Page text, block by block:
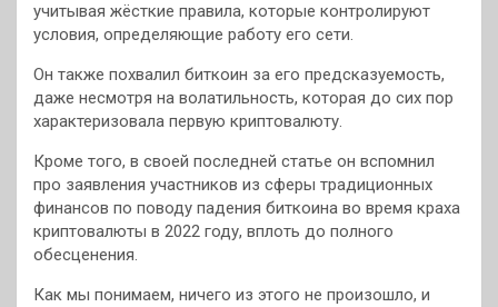
учитывая жёсткие правила, которые контролируют
условия, определяющие работу его сети.
Он также похвалил биткоин за его предсказуемость,
даже несмотря на волатильность, которая до сих пор
характеризовала первую криптовалюту.
Кроме того, в своей последней статье он вспомнил
про заявления участников из сферы традиционных
финансов по поводу падения биткоина во время краха
криптовалюты в 2022 году, вплоть до полного
обесценения.
Как мы понимаем, ничего из этого не произошло, и